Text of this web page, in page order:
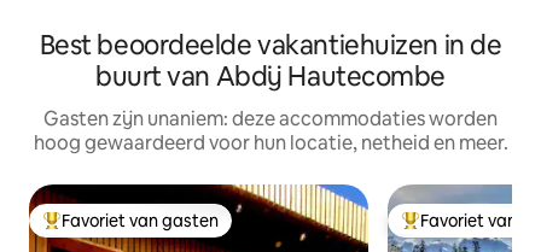
Best beoordeelde vakantiehuizen in de
buurt van Abdij Hautecombe
Gasten zijn unaniem: deze accommodaties worden
hoog gewaardeerd voor hun locatie, netheid en meer.
Topfavoriet van gasten
Favoriet van gasten Topfavoriet van
Favoriet van